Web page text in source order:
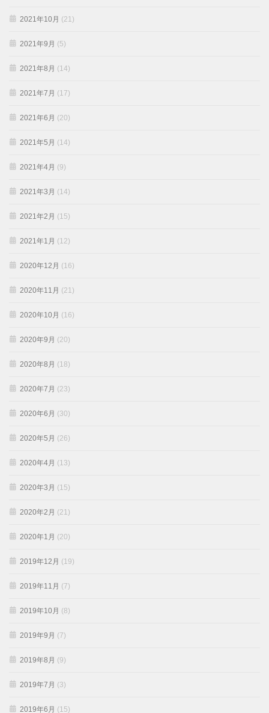
2021年10月 (21)
2021年9月 (5)
2021年8月 (14)
2021年7月 (17)
2021年6月 (20)
2021年5月 (14)
2021年4月 (9)
2021年3月 (14)
2021年2月 (15)
2021年1月 (12)
2020年12月 (16)
2020年11月 (21)
2020年10月 (16)
2020年9月 (20)
2020年8月 (18)
2020年7月 (23)
2020年6月 (30)
2020年5月 (26)
2020年4月 (13)
2020年3月 (15)
2020年2月 (21)
2020年1月 (20)
2019年12月 (19)
2019年11月 (7)
2019年10月 (8)
2019年9月 (7)
2019年8月 (9)
2019年7月 (3)
2019年6月 (15)